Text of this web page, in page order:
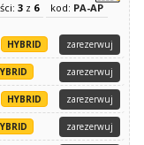
3z 6 kod: PA-AP
HYBRID zarezerwuj
zarezerwuj
HYBRID zarezerwuj
zarezerwuj